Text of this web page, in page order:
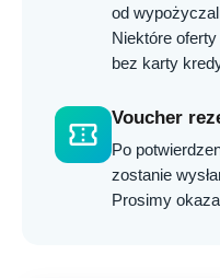
od
Niektóre
bez karty
confirmation_number
Voucher
Po
zostanie
Prosimy